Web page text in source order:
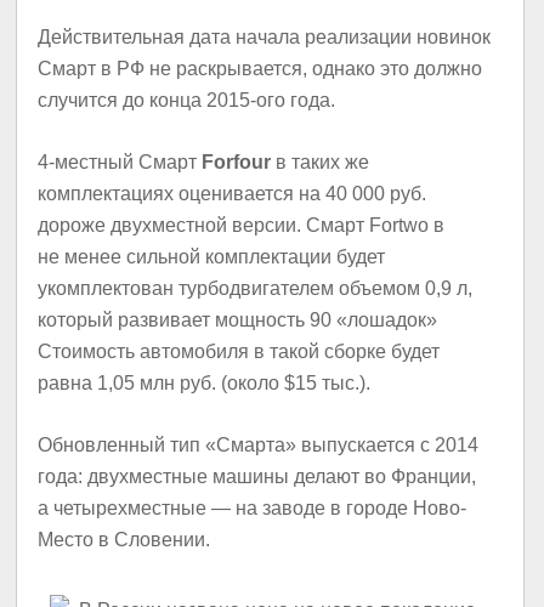
Действительная дата начала реализации новинок
Смарт в РФ не раскрывается, однако это должно
случится до конца 2015-ого года.
4-местный Смарт Forfour в таких же
комплектациях оценивается на 40 000 руб.
дороже двухместной версии. Смарт Fortwo в
не менее сильной комплектации будет
укомплектован турбодвигателем объемом 0,9 л,
который развивает мощность 90 «лошадок»
Стоимость автомобиля в такой сборке будет
равна 1,05 млн руб. (около $15 тыс.).
Обновленный тип «Смарта» выпускается с 2014
года: двухместные машины делают во Франции,
а четырехместные — на заводе в городе Ново-
Место в Словении.